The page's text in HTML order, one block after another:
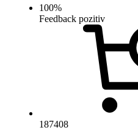
100%
Feedback pozitiv
187408